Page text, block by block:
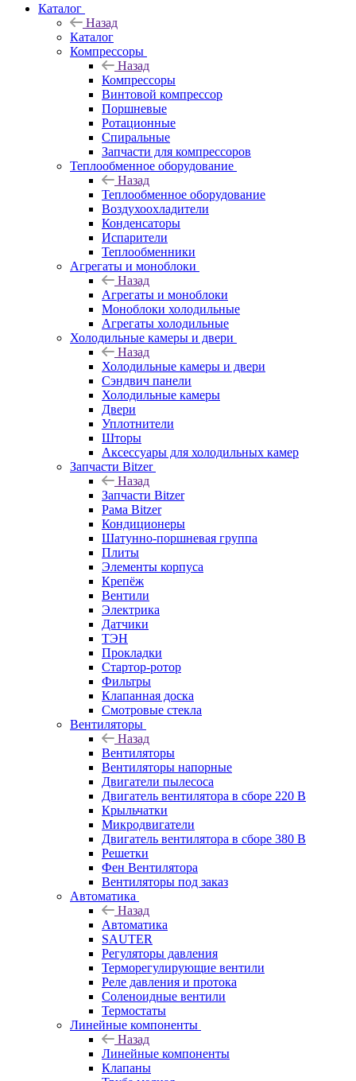
Каталог
Назад
Каталог
Компрессоры
Назад
Компрессоры
Винтовой компрессор
Поршневые
Ротационные
Спиральные
Запчасти для компрессоров
Теплообменное оборудование
Назад
Теплообменное оборудование
Воздухоохладители
Конденсаторы
Испарители
Теплообменники
Агрегаты и моноблоки
Назад
Агрегаты и моноблоки
Моноблоки холодильные
Агрегаты холодильные
Холодильные камеры и двери
Назад
Холодильные камеры и двери
Сэндвич панели
Холодильные камеры
Двери
Уплотнители
Шторы
Аксессуары для холодильных камер
Запчасти Bitzer
Назад
Запчасти Bitzer
Рама Bitzer
Кондиционеры
Шатунно-поршневая группа
Плиты
Элементы корпуса
Крепёж
Вентили
Электрика
Датчики
ТЭН
Прокладки
Стартор-ротор
Фильтры
Клапанная доска
Смотровые стекла
Вентиляторы
Назад
Вентиляторы
Вентиляторы напорные
Двигатели пылесоса
Двигатель вентилятора в сборе 220 В
Крыльчатки
Микродвигатели
Двигатель вентилятора в сборе 380 В
Решетки
Фен Вентилятора
Вентиляторы под заказ
Автоматика
Назад
Автоматика
SAUTER
Регуляторы давления
Терморегулирующие вентили
Реле давления и протока
Соленоидные вентили
Термостаты
Линейные компоненты
Назад
Линейные компоненты
Клапаны